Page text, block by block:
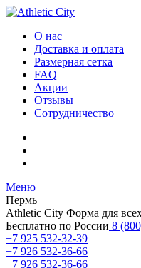
О нас
Доставка и оплата
Размерная сетка
FAQ
Акции
Отзывы
Сотрудничество
Меню
Пермь
Athletic City Форма для
Бесплатно по России 8
+7 925 532-32-39
+7 926 532-36-66
+7 926 532-36-66